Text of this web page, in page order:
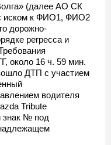
(далее АО СК
иском к ФИО1, ФИО2
дорожно-
регресса и
около 16 ч. 59 мин.
ДТП с участием
водителя
Tribute
знак № под